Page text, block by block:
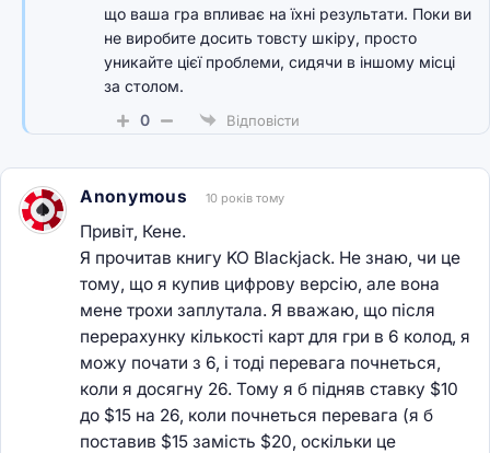
що ваша гра впливає на їхні результати. Поки ви
не виробите досить товсту шкіру, просто
уникайте цієї проблеми, сидячи в іншому місці
за столом.
0
Відповісти
Anonymous 10 років тому
Привіт, Кене.
Я прочитав книгу KO Blackjack. Не знаю, чи це
тому, що я купив цифрову версію, але вона
мене трохи заплутала. Я вважаю, що після
перерахунку кількості карт для гри в 6 колод, я
можу почати з 6, і тоді перевага почнеться,
коли я досягну 26. Тому я б підняв ставку $10
до $15 на 26, коли почнеться перевага (я б
поставив $15 замість $20, оскільки це